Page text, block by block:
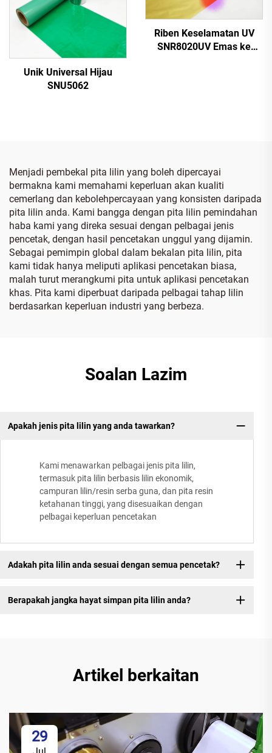
Unik Universal Hijau
SNU5062
Riben Keselamatan UV
SNR8020UV Emas ke
Menjadi pembekal pita lilin yang boleh dipercayai
bermakna kami memahami keperluan akan kualiti
cemerlang dan kebolehpercayaan yang konsisten daripada
pita lilin anda. Kami bangga dengan pita lilin pemindahan
haba kami yang direka sesuai dengan pelbagai jenis
pencetak, dengan hasil pencetakan unggul yang dijamin.
Sebagai pemimpin global dalam bekalan pita lilin, pita
kami tidak hanya meliputi aplikasi pencetakan biasa,
malah turut merangkumi pita untuk aplikasi pencetakan
khas. Pita kami diperbuat daripada pelbagai tahap lilin
berdasarkan keperluan industri yang berbeza.
Soalan Lazim
Apakah jenis pita lilin yang anda tawarkan?
Kami menawarkan pelbagai jenis pita lilin,
termasuk pita lilin berbasis lilin ekonomik,
campuran lilin/resin serba guna, dan pita resin
ketahanan tinggi, yang disesuaikan dengan
pelbagai keperluan pencetakan
Adakah pita lilin anda sesuai dengan semua pencetak?
Berapakah jangka hayat simpan pita lilin anda?
Artikel berkaitan
29